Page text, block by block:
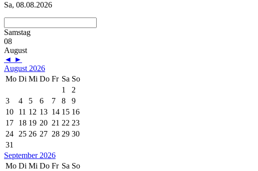
Sa, 08.08.2026
Samstag
08
August
◄ ►
August 2026
Mo Di Mi Do Fr Sa So
1
2
3
4 5 6 7 8
9
10
11 12 13 14 15 16
17
18 19 20 21 22 23
24 25 26 27 28 29 30
31
September 2026
Mo Di Mi Do Fr Sa So